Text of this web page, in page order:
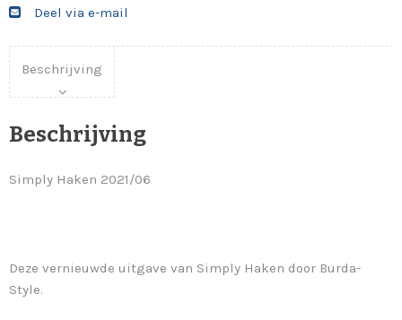
Deel via e-mail
Beschrijving
Beschrijving
Simply Haken 2021/06
Deze vernieuwde uitgave van Simply Haken door Burda-
Style.